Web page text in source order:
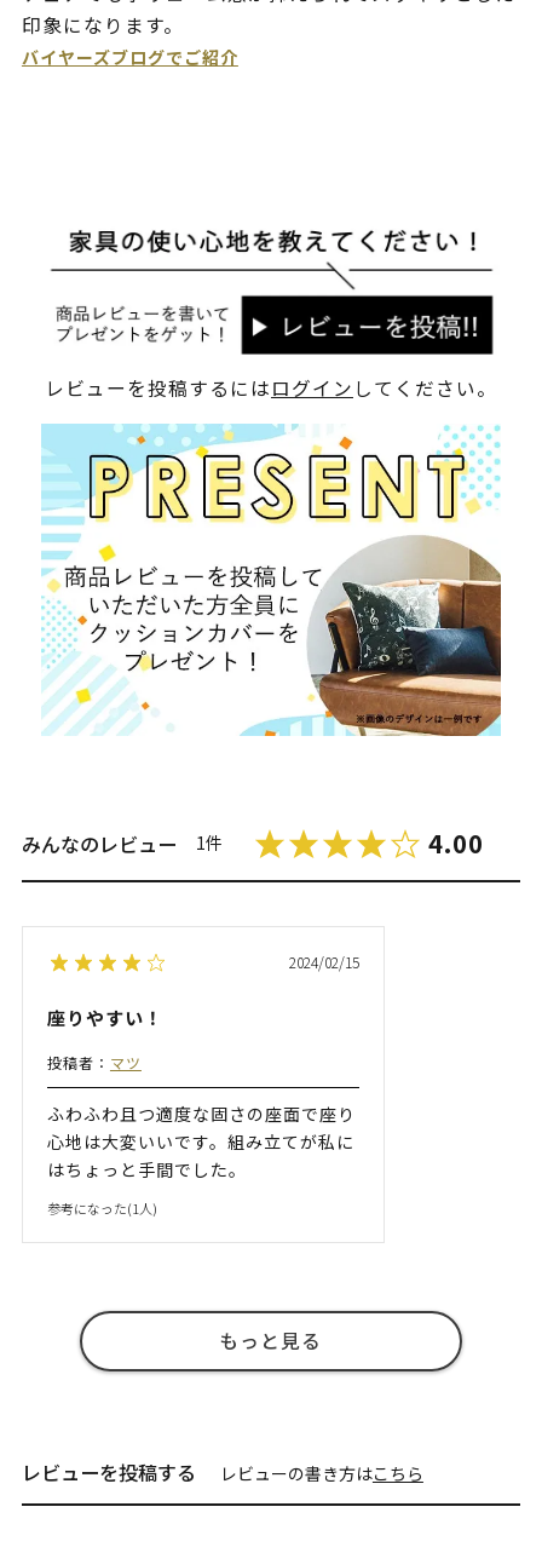
印象になります。
バイヤーズブログでご紹介
レビューを投稿するにはログイン してください。
みんなのレビュー 1件 4.00
2024/02/15
座りやすい！
投稿者： マツ
ふわふわ且つ適度な固さの座面で座り
心地は大変いいです。組み立てが私に
はちょっと手間でした。
参考になった(1 人)
もっと見る
レビューを投稿する レビューの書き方はこちら